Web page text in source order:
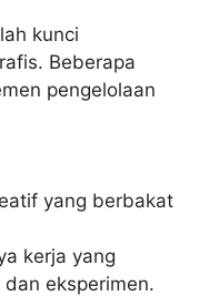
kunci
Beberapa
pengelolaan
yang berbakat
kerja yang
eksperimen.